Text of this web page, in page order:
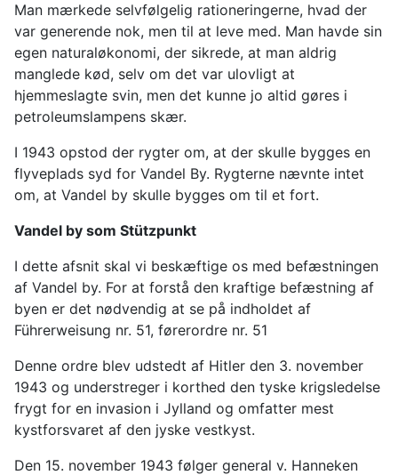
Man mærkede selvfølgelig rationeringerne, hvad der
var generende nok, men til at leve med. Man havde sin
egen naturaløkonomi, der sikrede, at man aldrig
manglede kød, selv om det var ulovligt at
hjemmeslagte svin, men det kunne jo altid gøres i
petroleumslampens skær.
I 1943 opstod der rygter om, at der skulle bygges en
flyveplads syd for Vandel By. Rygterne nævnte intet
om, at Vandel by skulle bygges om til et fort.
Vandel by som Stützpunkt
I dette afsnit skal vi beskæftige os med befæstningen
af Vandel by. For at forstå den kraftige befæstning af
byen er det nødvendig at se på indholdet af
Führerweisung nr. 51, førerordre nr. 51
Denne ordre blev udstedt af Hitler den 3. november
1943 og understreger i korthed den tyske krigsledelse
frygt for en invasion i Jylland og omfatter mest
kystforsvaret af den jyske vestkyst.
Den 15. november 1943 følger general v. Hanneken